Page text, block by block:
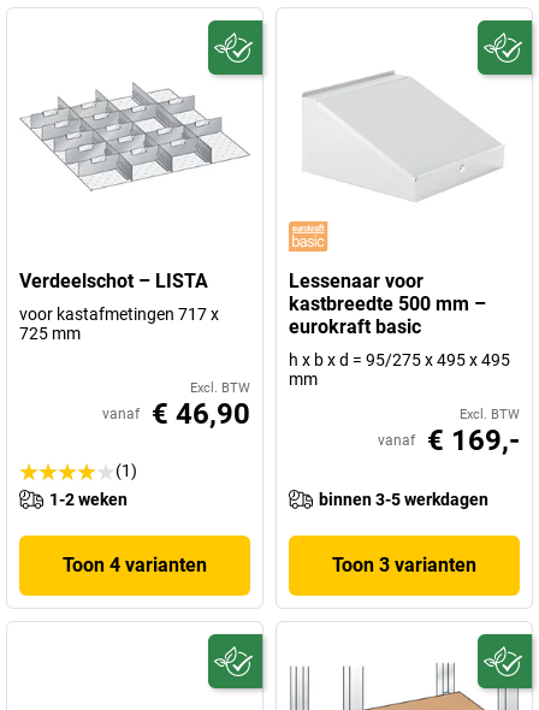
Verdeelschot – LISTA
voor kastafmetingen 717 x
725 mm
Excl. BTW
vanaf € 46,90
(1)
1-2 weken
Toon 4 varianten
Lessenaar voor
kastbreedte 500 mm –
eurokraft basic
h x b x d = 95/275 x 495 x 495
mm
Excl. BTW
vanaf € 169,-
binnen 3-5 werkdagen
Toon 3 varianten